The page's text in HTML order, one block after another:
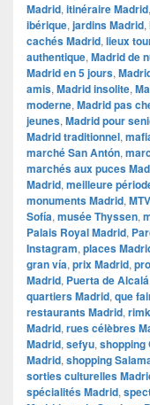
Madrid, itinéraire Madrid,
ibérique, jardins Madrid,
cachés Madrid, lieux
authentique, Madrid de
Madrid en 5 jours,
amis, Madrid insolite,
moderne, Madrid pas
jeunes, Madrid pour
Madrid traditionnel,
marché San Antón,
marchés aux puces
Madrid, meilleure
monuments Madrid,
Sofía, musée Thyssen,
Palais Royal Madrid,
Instagram, places
gran vía, prix Madrid,
Madrid, Puerta de Alcalá
quartiers Madrid, que
restaurants Madrid, rimk
Madrid, rues célèbres
Madrid, sefyu, shopping
Madrid, shopping
sorties culturelles
spécialités Madrid,